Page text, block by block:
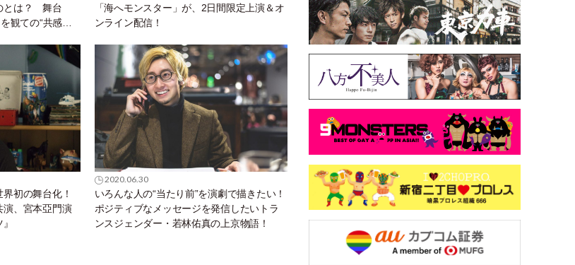
とは？ 舞台
観ての“共感と
「海へモンスター」が、2日間限定上演＆オ
ンライン配信！
初の舞台化！
演、宮本亞門演
2020.06.30
いろんな人の“当たり前”を演劇で描きたい！
ポジティブなメッセージを発信したいトラ
ンスジェンダー・若林佑真の上京物語！